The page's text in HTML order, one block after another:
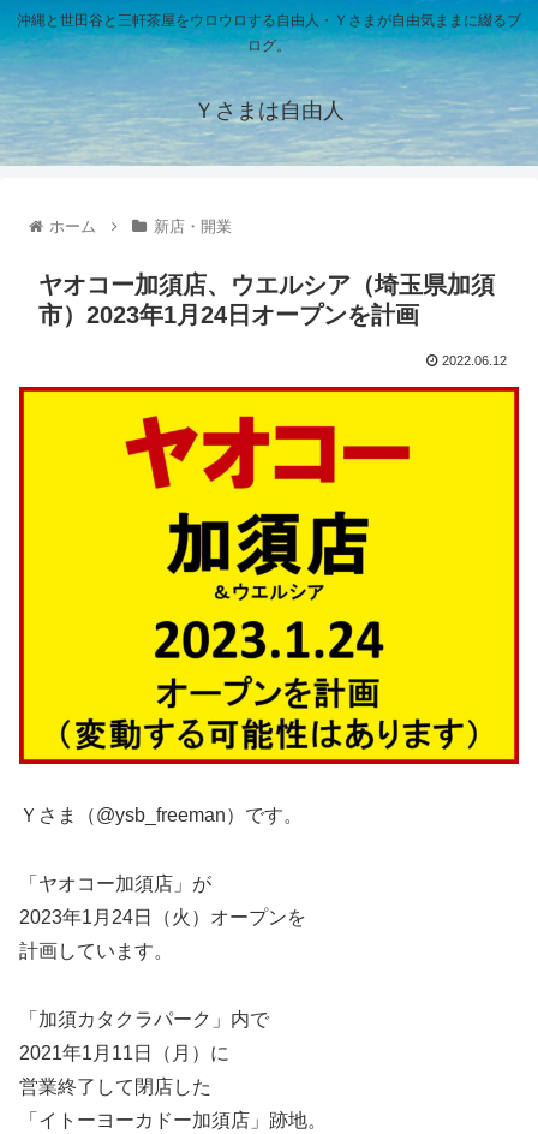
沖縄と世田谷と三軒茶屋をウロウロする自由人・Ｙさまが自由気ままに綴るブ
ログ。
Ｙさまは自由人
ホーム 新店・開業
ヤオコー加須店、ウエルシア（埼玉県加須
市）2023年1月24日オープンを計画
2022.06.12
Ｙさま（@ysb_freeman）です。
「ヤオコー加須店」が
2023年1月24日（火）オープンを
計画しています。
「加須カタクラパーク」内で
2021年1月11日（月）に
営業終了して閉店した
「イトーヨーカドー加須店」跡地。